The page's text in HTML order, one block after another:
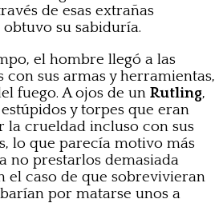
de esas extrañas
su sabiduría.
el hombre llegó a las
sus armas y herramientas,
fuego. A ojos de un Rutling,
y torpes que eran
la crueldad incluso con sus
lo que parecía motivo más
no prestarlos demasiada
el caso de que sobrevivieran
por matarse unos a